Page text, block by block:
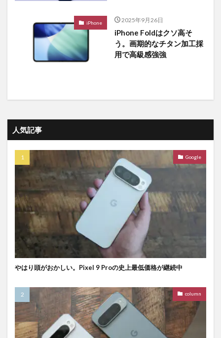
iPhone 2025年9月26日
iPhone Foldはクソ高そ
う。画期的なチタン加工採
用で高級感強強
人気記事
Google
やはり頭がおかしい。Pixel 9 Proの史上最低価格が継続中
column